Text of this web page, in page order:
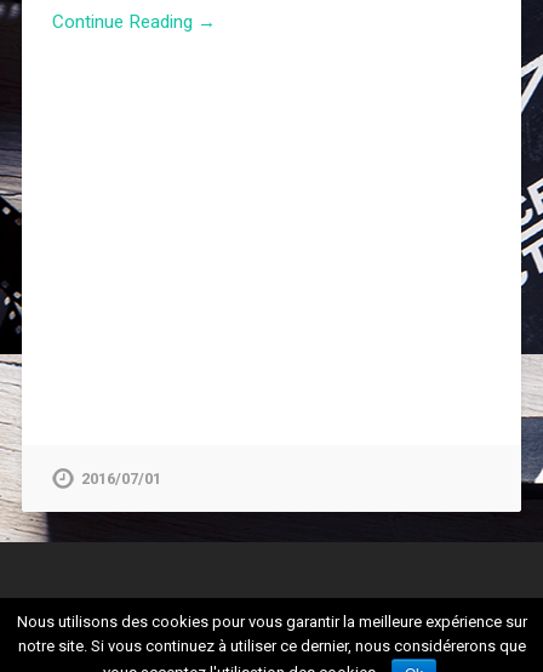
Continue Reading →
2016/07/01
UP ↑
Nous utilisons des cookies pour vous garantir la meilleure expérience sur
notre site. Si vous continuez à utiliser ce dernier, nous considérerons que